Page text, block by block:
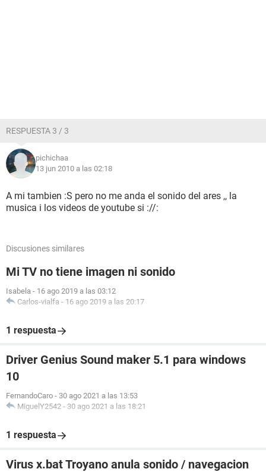
RESPUESTA 3 / 3
pichichaa
13 jun 2010 a las 02:18
A mi tambien :S pero no me anda el sonido del ares ,, la
musica i los videos de youtube si ://:
Discusiones similares
Mi TV no tiene imagen ni sonido
Isabela - 16 ago 2019 a las 03:12
Carlos-vialfa - 16 ago 2019 a las 20:17
1 respuesta
Driver Genius Sound maker 5.1 para windows
10
FernandoCaro - 30 ago 2021 a las 13:53
MiguelY2542 - 30 ago 2021 a las 18:21
1 respuesta
Virus x.bat Troyano anula sonido / navegacion